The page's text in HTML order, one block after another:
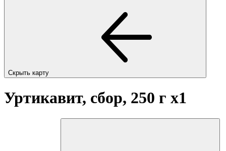
Скрыть карту
Уртикавит, сбор, 250 г x1